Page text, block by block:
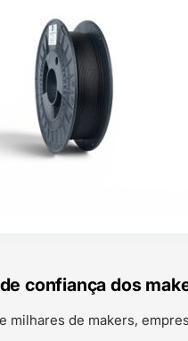
confiança dos
milhares de makers,